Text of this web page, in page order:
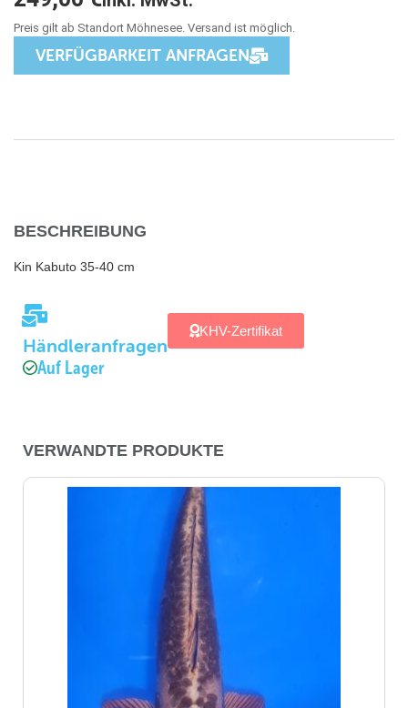
VERFÜGBARKEIT ANFRAGEN
BESCHREIBUNG
Kin Kabuto 35-40 cm
Händleranfragen
KHV-Zertifikat
Auf Lager
VERWANDTE PRODUKTE